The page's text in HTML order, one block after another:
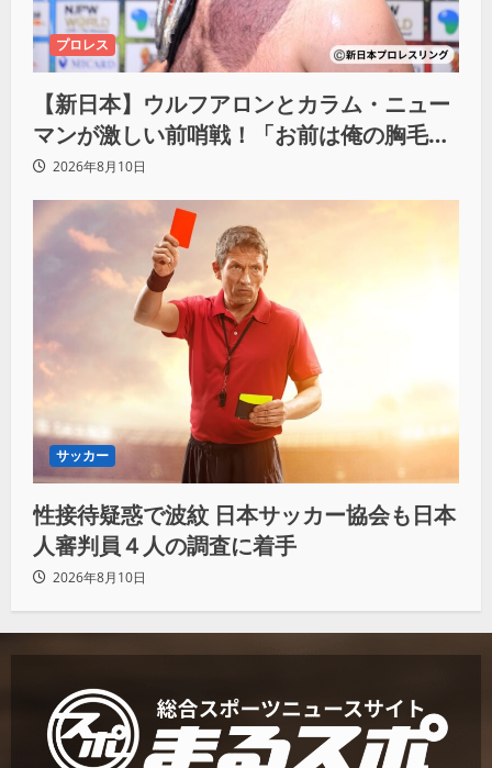
プロレス
【新日本】ウルフアロンとカラム・ニュー
マンが激しい前哨戦！「お前は俺の胸毛に
カラム(絡む)小バエと一緒だ」
2026年8月10日
サッカー
性接待疑惑で波紋 日本サッカー協会も日本
人審判員４人の調査に着手
2026年8月10日